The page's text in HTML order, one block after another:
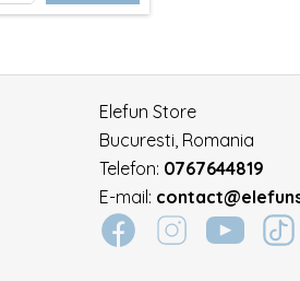
baza
Elefun Store
Bucuresti, Romania
Telefon: 0767644819
E-mail: